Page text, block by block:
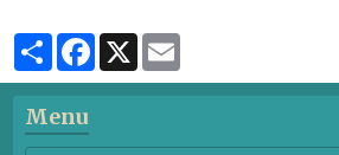
PartagerFacebook
Menu